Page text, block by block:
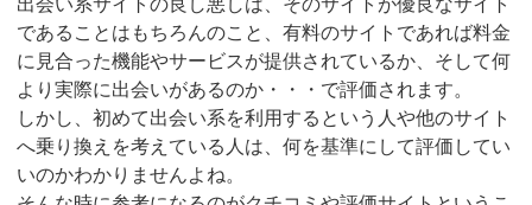
であることはもちろんのこと、有料のサイトであれば料金
に見合った機能やサービスが提供されているか、そして何
より実際に出会いがあるのか・・・で評価されます。
しかし、初めて出会い系を利用するという人や他のサイト
へ乗り換えを考えている人は、何を基準にして評価してい
いのかわかりませんよね。